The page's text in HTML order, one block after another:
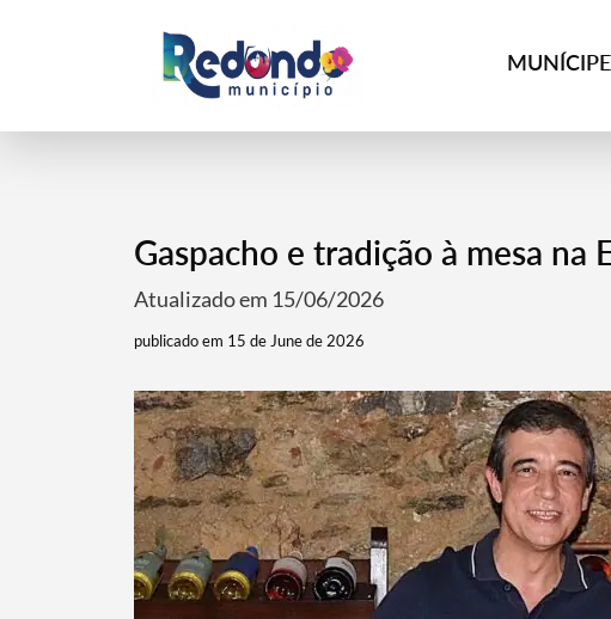
MUNÍCIPE
Gaspacho e tradição à mesa na
Atualizado em 15/06/2026
publicado em 15 de June de 2026